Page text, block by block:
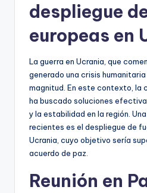
despliegue
europeas en
La guerra en Ucrania, que
generado una crisis
magnitud. En este contexto, la
ha buscado soluciones
y la estabilidad en la región.
recientes es el despliegue de
Ucrania, cuyo objetivo sería
acuerdo de paz.
Reunión en